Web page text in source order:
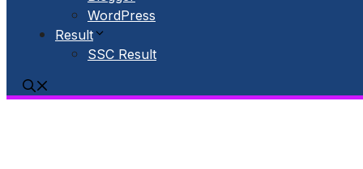
WordPress
Result
SSC Result